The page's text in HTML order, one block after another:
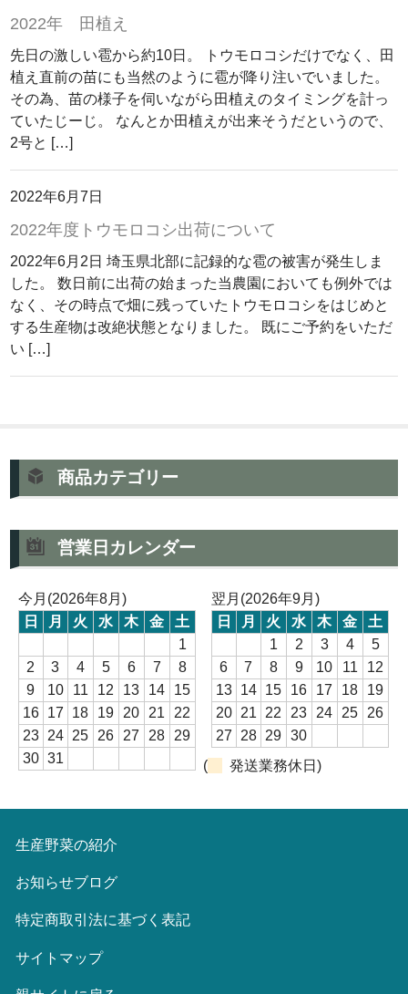
2022年 田植え
先日の激しい雹から約10日。 トウモロコシだけでなく、田
植え直前の苗にも当然のように雹が降り注いでいました。
その為、苗の様子を伺いながら田植えのタイミングを計っ
ていたじーじ。 なんとか田植えが出来そうだというので、
2号と […]
2022年6月7日
2022年度トウモロコシ出荷について
2022年6月2日 埼玉県北部に記録的な雹の被害が発生しま
した。 数日前に出荷の始まった当農園においても例外では
なく、その時点で畑に残っていたトウモロコシをはじめと
する生産物は改絶状態となりました。 既にご予約をいただ
い […]
商品カテゴリー
営業日カレンダー
今月(2026年8月)
日
月 火 水 木 金
土
1
2
3 4 5 6 7
8
9
10 11 12 13 14
15
16 17 18 19 20 21
22
23 24 25 26 27 28
29
30 31
翌月(2026年9月)
日
月 火 水 木 金
土
1
2 3 4
5
6
7 8 9 10 11
12
13 14 15 16 17 18
19
20 21 22 23 24 25
26
27
28 29
30
(
発送業務休日)
生産野菜の紹介
お知らせブログ
特定商取引法に基づく表記
サイトマップ